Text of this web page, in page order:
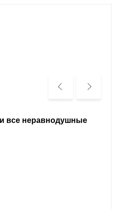
все неравнодушные